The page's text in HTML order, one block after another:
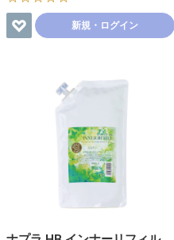
新規・ログイン